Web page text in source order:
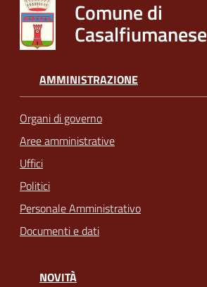
Comune di
Casalfiumanese
AMMINISTRAZIONE
Organi di governo
Aree amministrative
Uffici
Politici
Personale Amministrativo
Documenti e dati
NOVITÀ